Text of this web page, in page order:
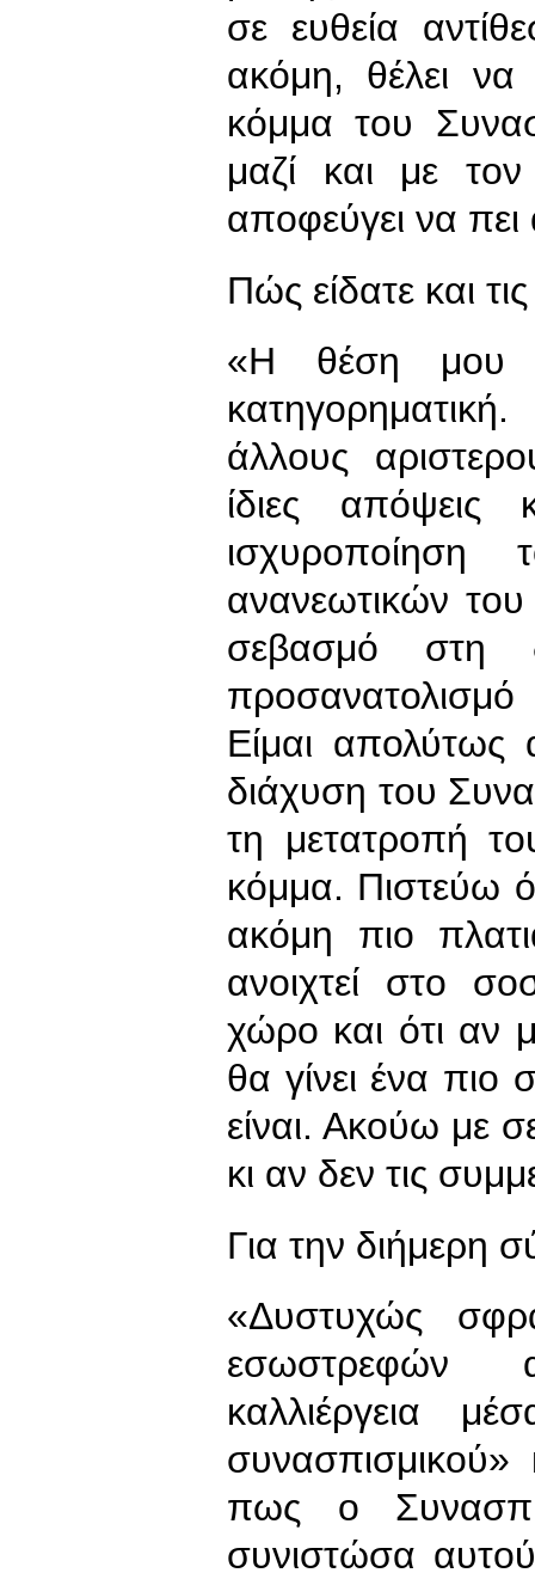
σε ευθεία
ακόμη, θέλει
κόμμα του
μαζί και με
αποφεύγει να
Πώς είδατε και
«Η θέση μου
άλλους
ίδιες απόψεις
ανανεωτικών
σεβασμό στη
Είμαι απολύτως
διάχυση του
τη μετατροπή
κόμμα. Πιστεύω
ακόμη πιο
ανοιχτεί στο
χώρο και ότι αν
θα γίνει ένα
είναι. Ακούω με
κι αν δεν τις
Για την διήμερη
«Δυστυχώς
εσωστρεφών
καλλιέργεια
συνασπισμικού»
πως ο
συνιστώσα